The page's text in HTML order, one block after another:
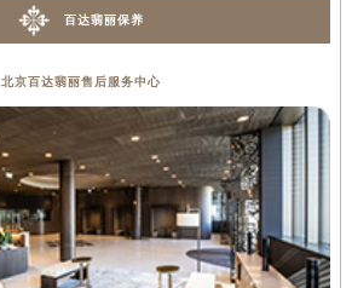
百达翡丽保养
北京百达翡丽售后服务中心